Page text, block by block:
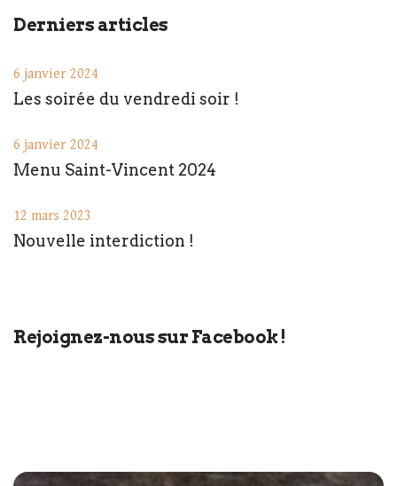
Derniers articles
6 janvier 2024
Les soirée du vendredi soir !
6 janvier 2024
Menu Saint-Vincent 2024
12 mars 2023
Nouvelle interdiction !
Rejoignez-nous sur Facebook !